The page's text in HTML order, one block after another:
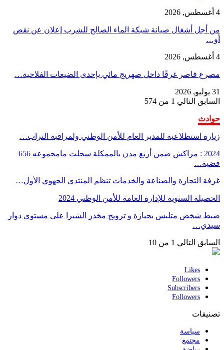
4 أغسطس, 2026
من أجل أشغال صيانة شبكة الماء الصالح للشرب إعلان عن نقص
أو…
4 أغسطس, 2026
مصرع قاصر غرقًا داخل صهريج مائي بإحدى الضيعات الفلاحية…
31 يوليو, 2026
السابق التالي 1 من 574
حوادث
زيارة استطلاعية للمدير العام للأمن الوطني ولمراقبة التراب…
2024 : مراكش ضمن أربع مدن بالممكلة سجلت مامجموعه 656
قضية…
غرفة التجارة والصناعة والخدمات تنظم المنتدى الجهوي الأول…
الحصيلة السنوية للإدارة العامة للأمن الوطني 2024
ضبط شخص متلبس بحيازة و ترويج مخدر الشيرا على مستوى دوار
سيدي…
السابق التالي 1 من 10
Likes
Followers
Subscribers
Followers
تصنيفات
سياسة
مجتمع